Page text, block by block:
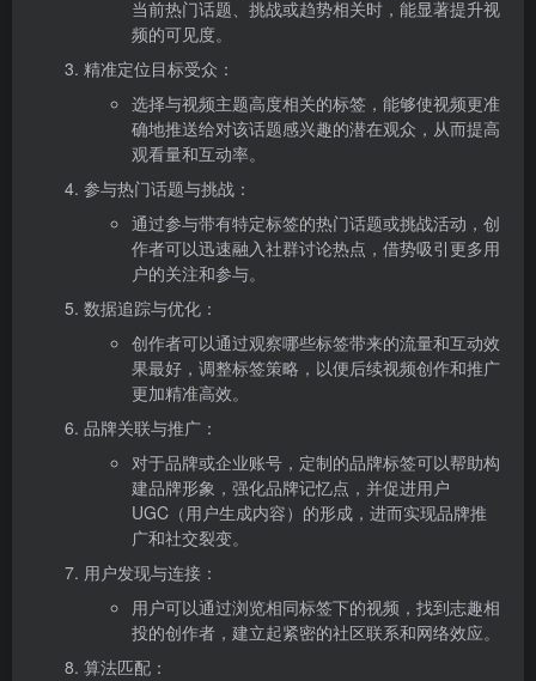
当前热门话题、挑战或趋势相关时，能显著提升视
频的可见度。
精准定位目标受众：
选择与视频主题高度相关的标签，能够使视频更准
确地推送给对该话题感兴趣的潜在观众，从而提高
观看量和互动率。
参与热门话题与挑战：
通过参与带有特定标签的热门话题或挑战活动，创
作者可以迅速融入社群讨论热点，借势吸引更多用
户的关注和参与。
数据追踪与优化：
创作者可以通过观察哪些标签带来的流量和互动效
果最好，调整标签策略，以便后续视频创作和推广
更加精准高效。
品牌关联与推广：
对于品牌或企业账号，定制的品牌标签可以帮助构
建品牌形象，强化品牌记忆点，并促进用户
UGC（用户生成内容）的形成，进而实现品牌推
广和社交裂变。
用户发现与连接：
用户可以通过浏览相同标签下的视频，找到志趣相
投的创作者，建立起紧密的社区联系和网络效应。
算法匹配：